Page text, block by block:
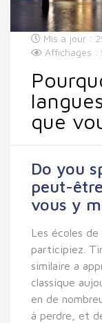
Mis à jour :
Affichages :
que
Do you
peut-
vous y
Les écoles
participiez.
similaire a
classique
en de
à perdre, et